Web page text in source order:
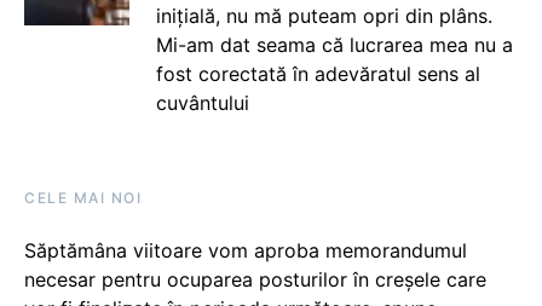
inițială, nu mă puteam opri din plâns.
Mi-am dat seama că lucrarea mea nu a
fost corectată în adevăratul sens al
cuvântului
CELE MAI NOI
Săptămâna viitoare vom aproba memorandumul
necesar pentru ocuparea posturilor în creșele care